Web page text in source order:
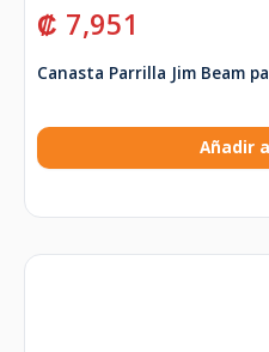
₡ 7,951
Canasta Parrilla Jim Beam
Añadir